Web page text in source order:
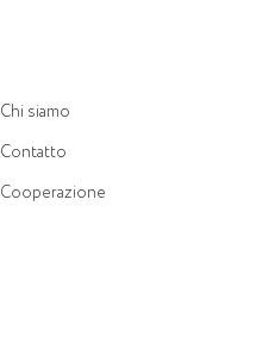
Chi siamo
Contatto
Cooperazione